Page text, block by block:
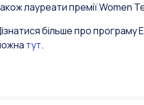
лауреати премії Women
більше про програму
тут.